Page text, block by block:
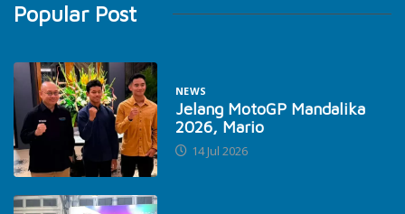
Popular Post
NEWS
Jelang MotoGP Mandalika
2026, Mario
14 Jul 2026